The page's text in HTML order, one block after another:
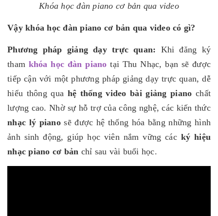
Khóa học đàn piano cơ bản qua video
Vậy khóa học đàn piano cơ bản qua video có gì?
Phương pháp giảng dạy trực quan: Khi đăng ký
tham khóa học đàn pianotại Thu Nhạc, bạn sẽ được
tiếp cận với một phương pháp giảng dạy trực quan, dễ
hiểu thông qua hệ thống video bài giảng pianochất
lượng cao. Nhờ sự hỗ trợ của công nghệ, các kiến thức
nhạc lý pianosẽ được hệ thống hóa bằng những hình
ảnh sinh động, giúp học viên nắm vững các ký hiệu
nhạc piano cơ bản chỉ sau vài buổi học.